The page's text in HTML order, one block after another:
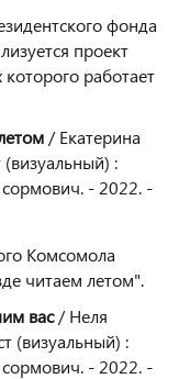
фонда
проект
работает
/ Екатерина
(визуальный) :
- 2022. -
Комсомола
читаем летом".
вас/ Неля
(визуальный) :
- 2022. -